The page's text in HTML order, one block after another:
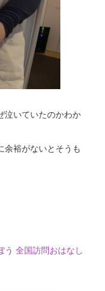
泣いていたのかわか
余裕がないとそうも
う 全国訪問おはなし